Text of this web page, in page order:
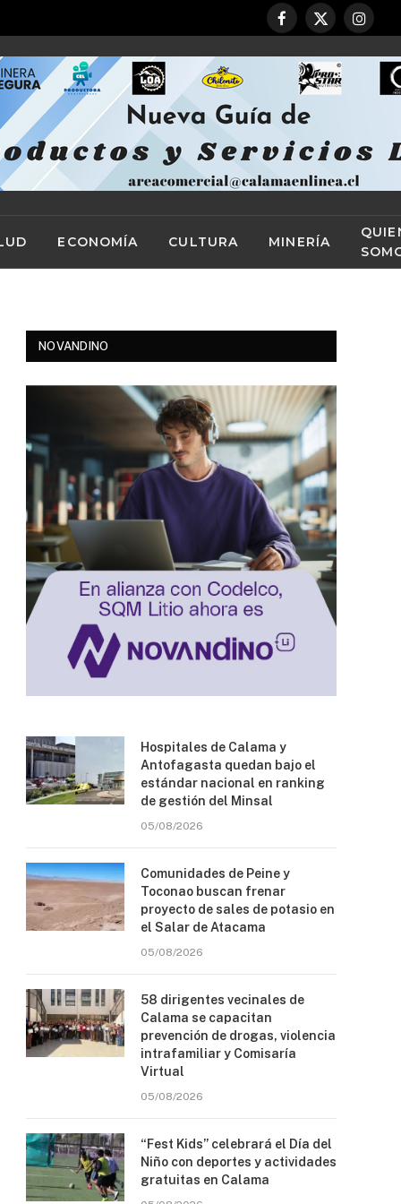
Facebook
X
ECONOMÍA CULTURA MINERÍA
NOVANDINO
Hospitales de Calama y
Antofagasta quedan bajo el
estándar nacional en ranking
de gestión del Minsal
05/08/2026
Comunidades de Peine y
Toconao buscan frenar
proyecto de sales de potasio en
el Salar de Atacama
05/08/2026
58 dirigentes vecinales de
Calama se capacitan
prevención de drogas, violencia
intrafamiliar y Comisaría
Virtual
05/08/2026
“Fest Kids” celebrará el Día del
Niño con deportes y actividades
gratuitas en Calama